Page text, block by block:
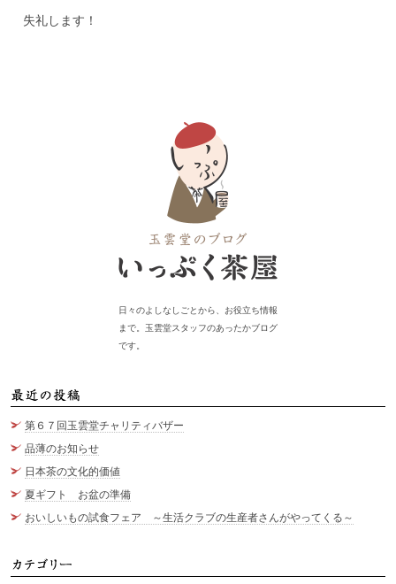
失礼します！
日々のよしなしごとから、お役立ち情報
まで。玉雲堂スタッフのあったかブログ
です。
第６７回玉雲堂チャリティバザー
品薄のお知らせ
日本茶の文化的価値
夏ギフト お盆の準備
おいしいもの試食フェア ～生活クラブの生産者さんがやってくる～